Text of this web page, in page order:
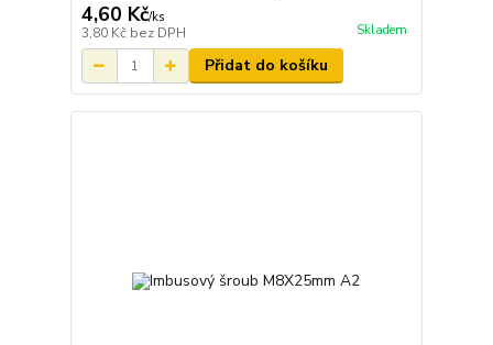
4,60 Kč/ks
3,80 Kč bez DPH Skladem
Přidat do košíku